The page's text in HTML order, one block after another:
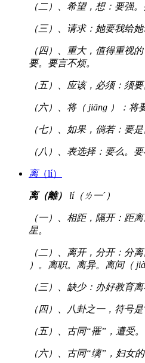
（二）、希望，想：要强。
（三）、请求：她要我给她
（四）、重大，值得重视
要。要言不烦。
（五）、应该，必须：须要
（六）、将（ jiāng ）：将
（七）、如果，倘若：要是
（八）、表选择：要么。要
离（lí）
离（離） lí（ㄌ一ˊ）
（一）、相距，隔开：距
星。
（二）、离开，分开：分
）。离职。离异。离间（
（三）、缺少：办好教育离
（四）、八卦之一，符号
（五）、古同“罹”，遭受。
（六）、古同“缡”，妇女的